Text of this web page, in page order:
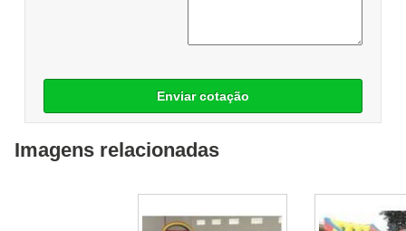
Enviar cotação
Imagens relacionadas